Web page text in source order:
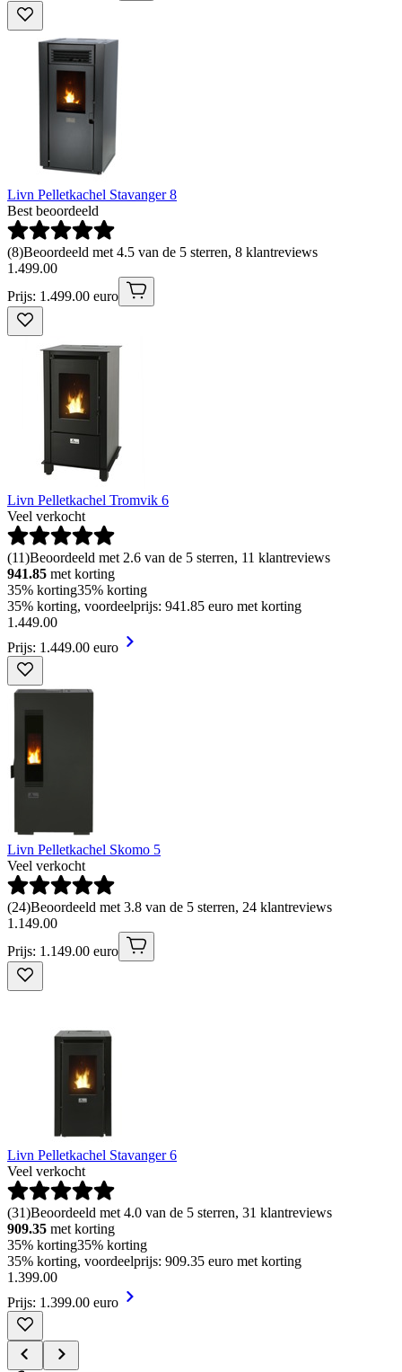
Livn Pelletkachel Stavanger 8
Best beoordeeld
(8)Beoordeeld met 4.5 van de 5 sterren, 8 klantreviews
1 .499.00
Prijs: 1.499.00 euro
Livn Pelletkachel Tromvik 6
Veel verkocht
(11)Beoordeeld met 2.6 van de 5 sterren, 11 klantreviews
941.85 met korting
35% korting35% korting
35% korting, voordeelprijs: 941.85 euro met korting
1 .449.00
Prijs: 1.449.00 euro
Livn Pelletkachel Skomo 5
Veel verkocht
(24)Beoordeeld met 3.8 van de 5 sterren, 24 klantreviews
1 .149.00
Prijs: 1.149.00 euro
Livn Pelletkachel Stavanger 6
Veel verkocht
(31)Beoordeeld met 4.0 van de 5 sterren, 31 klantreviews
909.35 met korting
35% korting35% korting
35% korting, voordeelprijs: 909.35 euro met korting
1 .399.00
Prijs: 1.399.00 euro